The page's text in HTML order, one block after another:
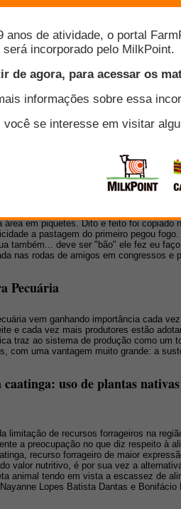
novos híbridos, antigas
No ritmo do concurso Taça
de sucesso sobre o assunto! "Não
cada vez mais expressivas,
bem como adaptação às
focam maior eficiência produtiva
Fernandes Bernardes, Professor do
Lavras (UFLA).
tropicais, o manejo não é
uma história que em uma determinada
semente sobre o solo. O outro vizinho a
nasceu o primeiro vizinho colocou
área em piquetes. Dito e feito foi copiado
a pastagem do primeiro pegou
também... deve ser "bão" ele fez eu
nas rodas de amigos em congressos e
Pecuária
vem ganhando importância cada
e cada vez mais produtores estão
traz ao sistema de produção como um
com uma vantagem muito grande: a
caatinga: uso de plantas
limitação de recursos forrageiros na
a preocupação no que diz respeito à
recurso forrageiro de maior
valor nutritivo, é por sua vez a
animal tendo em vista a escassez de
Lopes Batista Dantas e Bonifácio